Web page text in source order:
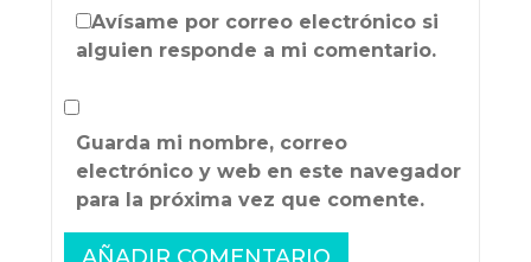
Avísame por correo electrónico si
alguien responde a mi comentario.
Guarda mi nombre, correo
electrónico y web en este navegador
para la próxima vez que comente.